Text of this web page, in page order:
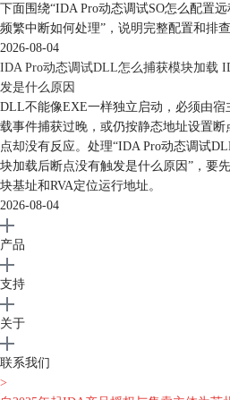
下面围绕“IDA Pro动态调试SO怎么配置
频繁中断如何处理”，说明完整配置和排查
2026-08-04
IDA Pro动态调试DLL怎么捕获模块加载
发是什么原因
DLL不能像EXE一样独立启动，必须由
载事件捕获过晚，或仍按静态地址设置
点却没有反应。处理“IDA Pro动态调试
块加载后断点没有触发是什么原因”，要
块基址和RVA定位运行地址。
2026-08-04
产品
支持
关于
联系我们
>